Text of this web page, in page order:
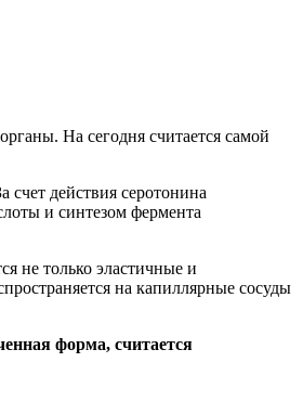
На сегодня считается самой
действия серотонина
и синтезом фермента
не только эластичные и
на капиллярные сосуды
форма, считается